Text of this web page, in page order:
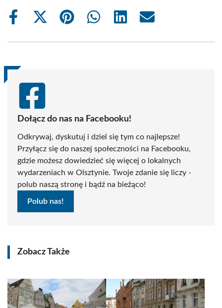
Share
Share
(Twitter)
Share
Share
Share
Share
Dołącz do nas na Facebooku!
Odkrywaj, dyskutuj i dziel się tym co najlepsze!
Przyłącz się do naszej społeczności na Facebooku,
gdzie możesz dowiedzieć się więcej o lokalnych
wydarzeniach w Olsztynie. Twoje zdanie się liczy -
polub naszą stronę i bądź na bieżąco!
Polub nas!
Zobacz Także